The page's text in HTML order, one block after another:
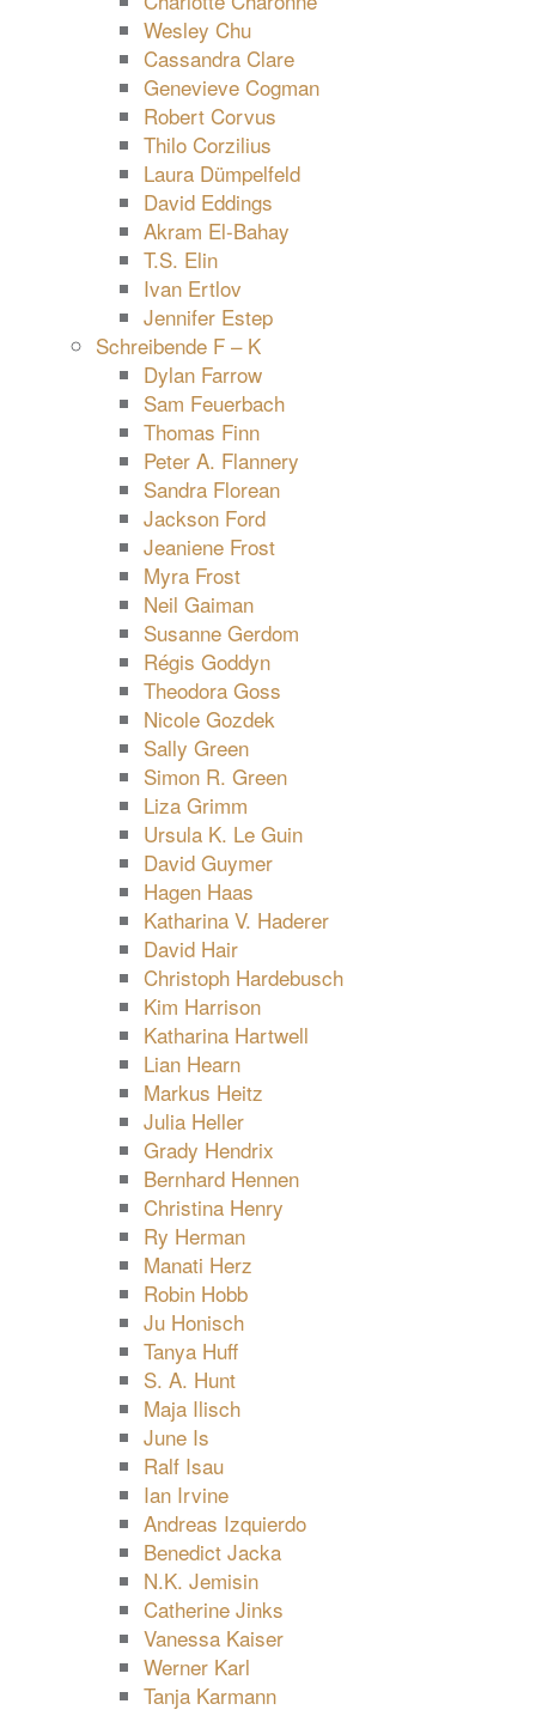
Wesley Chu
Cassandra Clare
Genevieve Cogman
Robert Corvus
Thilo Corzilius
Laura Dümpelfeld
David Eddings
Akram El-Bahay
T.S. Elin
Ivan Ertlov
Jennifer Estep
Schreibende F – K
Dylan Farrow
Sam Feuerbach
Thomas Finn
Peter A. Flannery
Sandra Florean
Jackson Ford
Jeaniene Frost
Myra Frost
Neil Gaiman
Susanne Gerdom
Régis Goddyn
Theodora Goss
Nicole Gozdek
Sally Green
Simon R. Green
Liza Grimm
Ursula K. Le Guin
David Guymer
Hagen Haas
Katharina V. Haderer
David Hair
Christoph Hardebusch
Kim Harrison
Katharina Hartwell
Lian Hearn
Markus Heitz
Julia Heller
Grady Hendrix
Bernhard Hennen
Christina Henry
Ry Herman
Manati Herz
Robin Hobb
Ju Honisch
Tanya Huff
S. A. Hunt
Maja Ilisch
June Is
Ralf Isau
Ian Irvine
Andreas Izquierdo
Benedict Jacka
N.K. Jemisin
Catherine Jinks
Vanessa Kaiser
Werner Karl
Tanja Karmann